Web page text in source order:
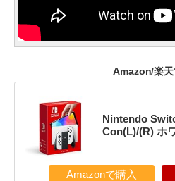
Amazon/楽天
Nintendo
Con(L)/(R) ホ
Amazonで購入